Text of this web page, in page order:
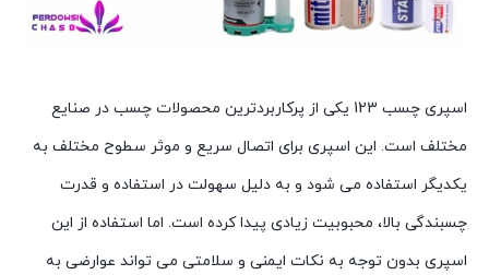
اسپری چسب 123 یکی از پرکاربردترین محصولات چسب در صنایع
مختلف است. این اسپری برای اتصال سریع و موثر سطوح مختلف به
یکدیگر استفاده می شود و به دلیل سهولت در استفاده و قدرت
چسبندگی بالا، محبوبیت زیادی پیدا کرده است. اما استفاده از این
اسپری بدون توجه به نکات ایمنی و سلامتی می تواند عوارضی به